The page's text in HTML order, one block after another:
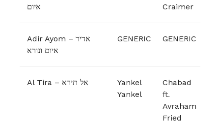
איום
Craimer
Adir Ayom – אדיר
איום ונורא
GENERIC GENERIC
Al Tira – אל תירא
Yankel
Yankel
Chabad
ft.
Avraham
Fried